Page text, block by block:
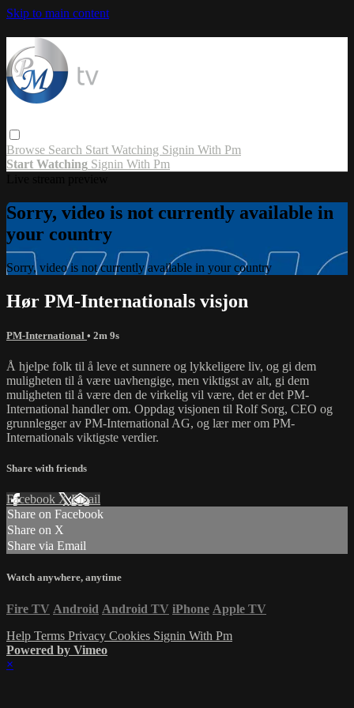
Skip to main content
Browse Search Start Watching Signin With Pm
Start Watching Signin With Pm
Sorry, video is not currently available in
your country
Sorry, video is not currently available in your country
Hør PM-Internationals visjon
PM-International • 2m 9s
Å hjelpe folk til å leve et sunnere og lykkeligere liv, og gi dem
muligheten til å være uavhengige, men viktigst av alt, gi dem
muligheten til å være den de virkelig vil være, det er det PM-
International handler om. Oppdag visjonen til Rolf Sorg, CEO og
grunnlegger av PM-International AG, og lær mer om PM-
Internationals viktigste verdier.
Share with friends
Facebook XEmail
Share on Facebook
Share on X
Share via Email
Watch anywhere, anytime
Fire TV Android Android TV iPhone Apple TV
Help Terms Privacy Cookies Signin With Pm
Powered by Vimeo
×